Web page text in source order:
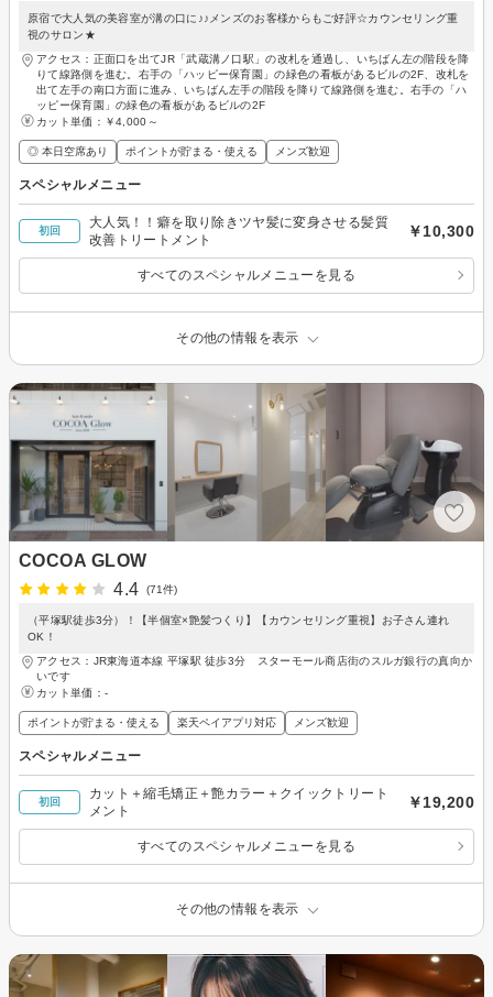
原宿で大人気の美容室が溝の口に♪♪メンズのお客様からもご好評☆カウンセリング重
視のサロン★
アクセス：正面口を出てJR「武蔵溝ノ口駅」の改札を通過し、いちばん左の階段を降
りて線路側を進む。右手の「ハッピー保育園」の緑色の看板があるビルの2F、改札を
出て左手の南口方面に進み、いちばん左手の階段を降りて線路側を進む。右手の「ハ
ッピー保育園」の緑色の看板があるビルの2F
カット単価： ￥4,000～
◎ 本日空席あり ポイントが貯まる・使える メンズ歓迎
スペシャルメニュー
初回
大人気！！癖を取り除きツヤ髪に変身させる髪質
改善トリートメント
￥10,300
すべてのスペシャルメニューを見る
その他の情報を表示
COCOA GLOW
4.4
(71件)
（平塚駅徒歩3分）！【半個室×艶髪つくり】【カウンセリング重視】お子さん連れ
OK！
アクセス：JR東海道本線 平塚駅 徒歩3分 スターモール商店街のスルガ銀行の真向か
いです
カット単価： -
ポイントが貯まる・使える 楽天ペイアプリ対応 メンズ歓迎
スペシャルメニュー
初回
カット＋縮毛矯正＋艶カラー＋クイックトリート
メント
￥19,200
すべてのスペシャルメニューを見る
その他の情報を表示